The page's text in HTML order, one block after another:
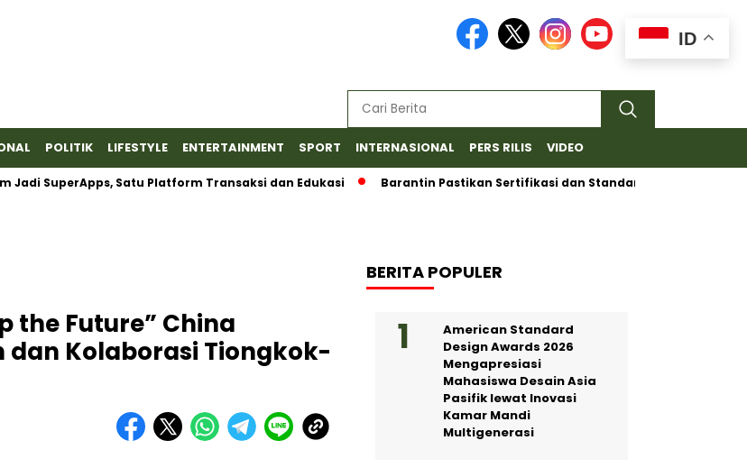
POLITIK LIFESTYLE ENTERTAINMENT SPORT INTERNASIONAL PERS RILIS VIDEO
SuperApps, Satu Platform Transaksi dan Edukasi Barantin Pastikan Sertifikasi dan Standar Ketat untuk Ekspor
the Future” China
dan Kolaborasi Tiongkok-
BERITA POPULER
American Standard
Design Awards 2026
Mengapresiasi
Mahasiswa Desain Asia
Pasifik lewat Inovasi
Kamar Mandi
Multigenerasi
ID